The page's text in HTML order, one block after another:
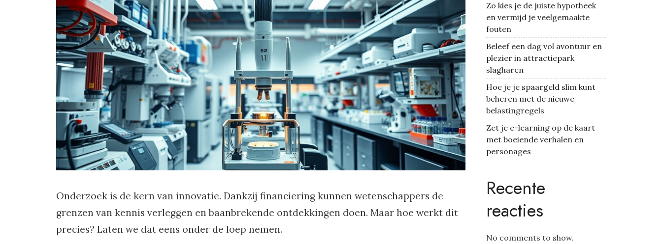
Onderzoek is de kern van innovatie. Dankzij financiering kunnen wetenschappers de
grenzen van kennis verleggen en baanbrekende ontdekkingen doen. Maar hoe werkt dit
precies? Laten we dat eens onder de loep nemen.
Zo kies je de juiste hypotheek
en vermijd je veelgemaakte
fouten
Beleef een dag vol avontuur en
plezier in attractiepark
slagharen
Hoe je je spaargeld slim kunt
beheren met de nieuwe
belastingregels
Zet je e-learning op de kaart
met boeiende verhalen en
personages
Recente
reacties
No comments to show.